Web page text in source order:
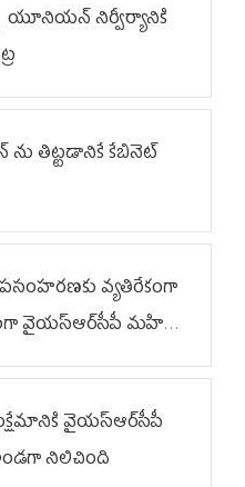
యూనియన్‌ నిర్వీర్యానికి
తిట్టడానికే కేబినెట్‌
వ్యతిరేకంగా
వైయ‌స్ఆర్‌సీపీ మహిళా
వైయ‌స్ఆర్‌సీపీ
నిలిచింది